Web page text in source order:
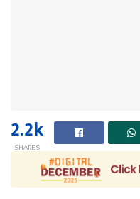
2.2k
SHARES